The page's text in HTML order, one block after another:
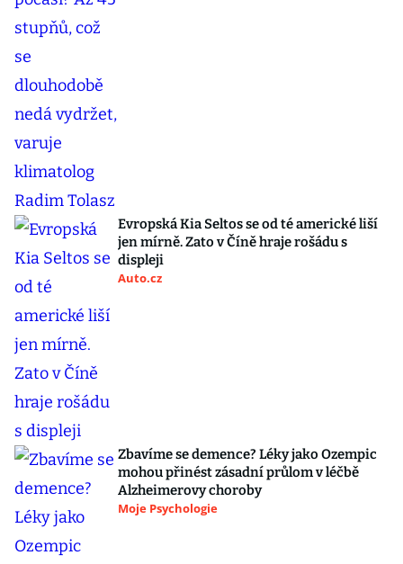
Evropská Kia Seltos se od té americké liší
jen mírně. Zato v Číně hraje rošádu s
displeji
Auto.cz
Zbavíme se demence? Léky jako Ozempic
mohou přinést zásadní průlom v léčbě
Alzheimerovy choroby
Moje Psychologie